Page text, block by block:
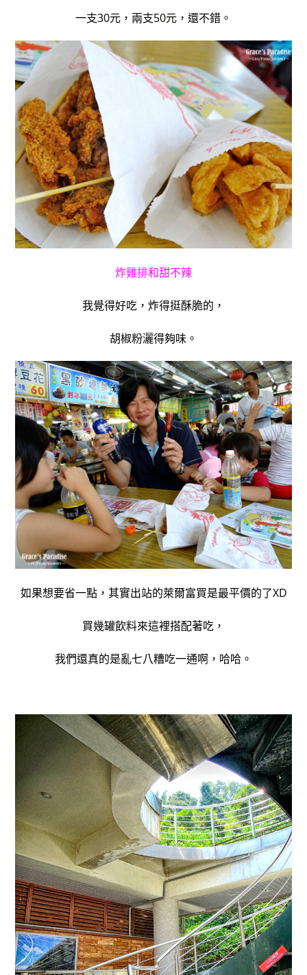
一支30元，兩支50元，還不錯。
炸雞排和甜不辣
我覺得好吃，炸得挺酥脆的，
胡椒粉灑得夠味。
如果想要省一點，其實出站的萊爾富買是最平價的了XD
買幾罐飲料來這裡搭配著吃，
我們還真的是亂七八糟吃一通啊，哈哈。